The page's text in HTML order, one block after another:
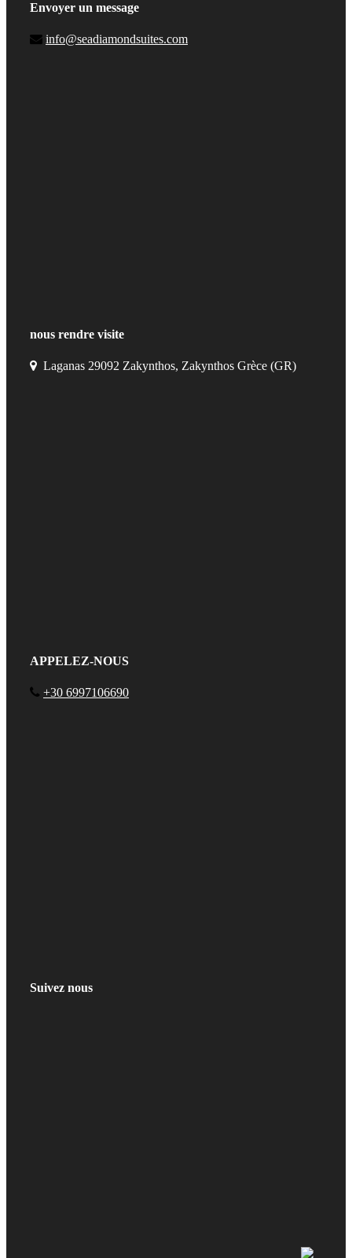
Envoyer un message
info@seadiamondsuites.com
nous rendre visite
Laganas 29092 Zakynthos, Zakynthos Grèce (GR)
APPELEZ-NOUS
+30 6997106690
Suivez nous